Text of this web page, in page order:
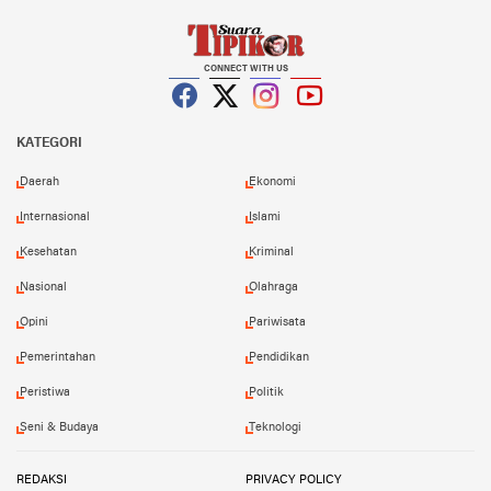
CONNECT WITH US
KATEGORI
Daerah Ekonomi
Internasional Islami
Kesehatan Kriminal
Nasional Olahraga
Opini Pariwisata
Pemerintahan Pendidikan
Peristiwa Politik
Seni & Budaya Teknologi
REDAKSI PRIVACY POLICY